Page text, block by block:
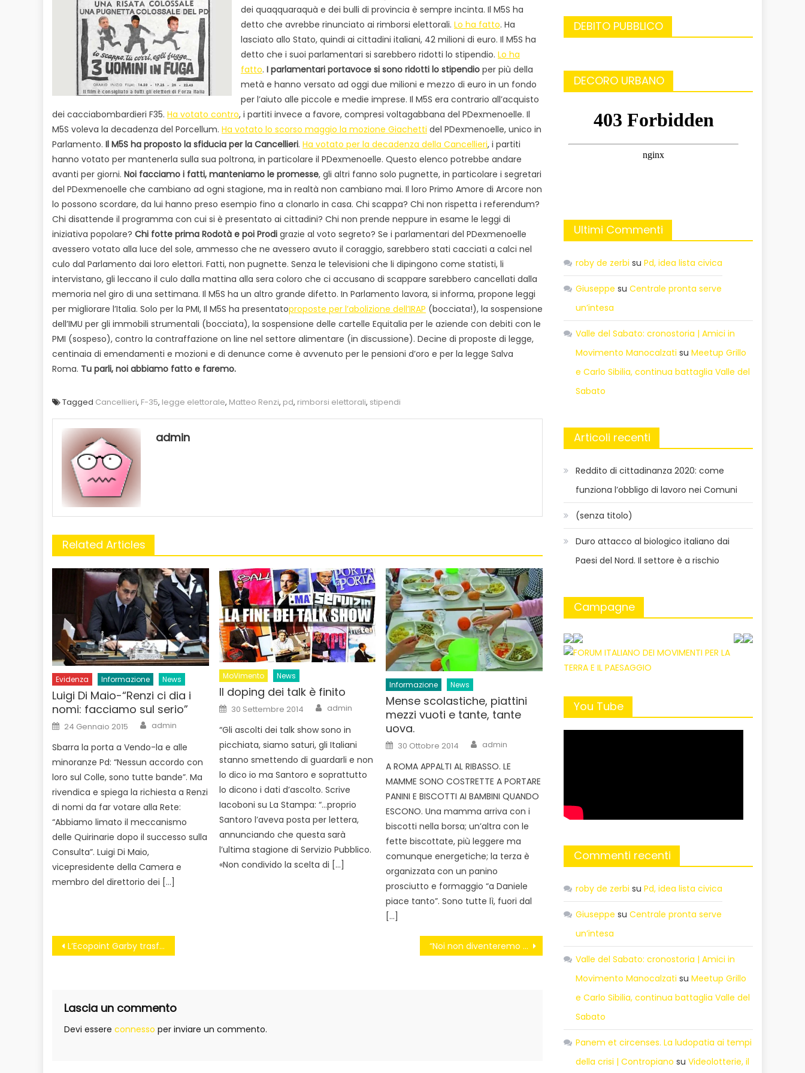
dei quaqquaraquà e dei bulli di provincia è sempre incinta. Il M5S ha
detto che avrebbe rinunciato ai rimborsi elettorali. Lo ha fatto. Ha
lasciato allo Stato, quindi ai cittadini italiani, 42 milioni di euro. Il M5S ha
detto che i suoi parlamentari si sarebbero ridotti lo stipendio. Lo ha
fatto. I parlamentari portavoce si sono ridotti lo stipendio per più della
metà e hanno versato ad oggi due milioni e mezzo di euro in un fondo
per l’aiuto alle piccole e medie imprese. Il M5S era contrario all’acquisto
dei cacciabombardieri F35. Ha votato contro, i partiti invece a favore, compresi voltagabbana del PDexmenoelle. Il
M5S voleva la decadenza del Porcellum. Ha votato lo scorso maggio la mozione Giachetti del PDexmenoelle, unico in
Parlamento. Il M5S ha proposto la sfiducia per la Cancellieri. Ha votato per la decadenza della Cancellieri, i partiti
hanno votato per mantenerla sulla sua poltrona, in particolare il PDexmenoelle. Questo elenco potrebbe andare
avanti per giorni. Noi facciamo i fatti, manteniamo le promesse, gli altri fanno solo pugnette, in particolare i segretari
del PDexmenoelle che cambiano ad ogni stagione, ma in realtà non cambiano mai. Il loro Primo Amore di Arcore non
lo possono scordare, da lui hanno preso esempio fino a clonarlo in casa. Chi scappa? Chi non rispetta i referendum?
Chi disattende il programma con cui si è presentato ai cittadini? Chi non prende neppure in esame le leggi di
iniziativa popolare? Chi fotte prima Rodotà e poi Prodi grazie al voto segreto? Se i parlamentari del PDexmenoelle
avessero votato alla luce del sole, ammesso che ne avessero avuto il coraggio, sarebbero stati cacciati a calci nel
culo dal Parlamento dai loro elettori. Fatti, non pugnette. Senza le televisioni che li dipingono come statisti, li
intervistano, gli leccano il culo dalla mattina alla sera coloro che ci accusano di scappare sarebbero cancellati dalla
memoria nel giro di una settimana. Il M5S ha un altro grande difetto. In Parlamento lavora, si informa, propone leggi
per migliorare l’Italia. Solo per la PMI, Il M5S ha presentatoproposte per l’abolizione dell’IRAP (bocciata!), la sospensione
dell’IMU per gli immobili strumentali (bocciata), la sospensione delle cartelle Equitalia per le aziende con debiti con le
PMI (sospeso), contro la contraffazione on line nel settore alimentare (in discussione). Decine di proposte di legge,
centinaia di emendamenti e mozioni e di denunce come è avvenuto per le pensioni d’oro e per la legge Salva
Roma. Tu parli, noi abbiamo fatto e faremo.
Tagged Cancellieri, F-35, legge elettorale, Matteo Renzi, pd, rimborsi elettorali, stipendi
admin
Related Articles
Evidenza Informazione News
Luigi Di Maio-“Renzi ci dia i
nomi: facciamo sul serio”
Posted
on
24 Gennaio 2015 Author
admin
Sbarra la porta a Vendo-la e alle
minoranze Pd: “Nessun accordo con
loro sul Colle, sono tutte bande”. Ma
rivendica e spiega la richiesta a Renzi
di nomi da far votare alla Rete:
“Abbiamo limato il meccanismo
delle Quirinarie dopo il successo sulla
Consulta”. Luigi Di Maio,
vicepresidente della Camera e
membro del direttorio dei […]
MoVimento News
Il doping dei talk è finito
Posted
on
30 Settembre 2014 Author
admin
“Gli ascolti dei talk show sono in
picchiata, siamo saturi, gli Italiani
stanno smettendo di guardarli e non
lo dico io ma Santoro e soprattutto
lo dicono i dati d’ascolto. Scrive
Iacoboni su La Stampa: “…proprio
Santoro l’aveva posta per lettera,
annunciando che questa sarà
l’ultima stagione di Servizio Pubblico.
«Non condivido la scelta di […]
Informazione News
Mense scolastiche, piattini
mezzi vuoti e tante, tante
uova.
Posted
on
30 Ottobre 2014 Author
admin
A ROMA APPALTI AL RIBASSO. LE
MAMME SONO COSTRETTE A PORTARE
PANINI E BISCOTTI AI BAMBINI QUANDO
ESCONO. Una mamma arriva con i
biscotti nella borsa; un’altra con le
fette biscottate, più leggere ma
comunque energetiche; la terza è
organizzata con un panino
prosciutto e formaggio “a Daniele
piace tanto”. Sono tutte lì, fuori dal
[…]
Navigazione
L’Ecopoint Garby trasforma i rifiuti in sconti spesa “Noi non diventeremo mai grandi, Presidente”
Lascia un commento
Devi essere connesso per inviare un commento.
DEBITO PUBBLICO
DECORO URBANO
Ultimi Commenti
roby de zerbi suPd, idea lista civica
Giuseppe suCentrale pronta serve
un’intesa
Valle del Sabato: cronostoria | Amici in
Movimento Manocalzati suMeetup Grillo
e Carlo Sibilia, continua battaglia Valle del
Sabato
Articoli recenti
Reddito di cittadinanza 2020: come
funziona l’obbligo di lavoro nei Comuni
(senza titolo)
Duro attacco al biologico italiano dai
Paesi del Nord. Il settore è a rischio
Campagne
You Tube
Commenti recenti
roby de zerbi suPd, idea lista civica
Giuseppe suCentrale pronta serve
un’intesa
Valle del Sabato: cronostoria | Amici in
Movimento Manocalzati suMeetup Grillo
e Carlo Sibilia, continua battaglia Valle del
Sabato
Panem et circenses. La ludopatia ai tempi
della crisi | Contropiano suVideolotterie, il